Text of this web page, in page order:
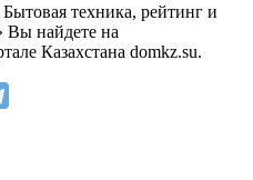
техника, рейтинг и
Вы найдете на
Казахстана domkz.su.